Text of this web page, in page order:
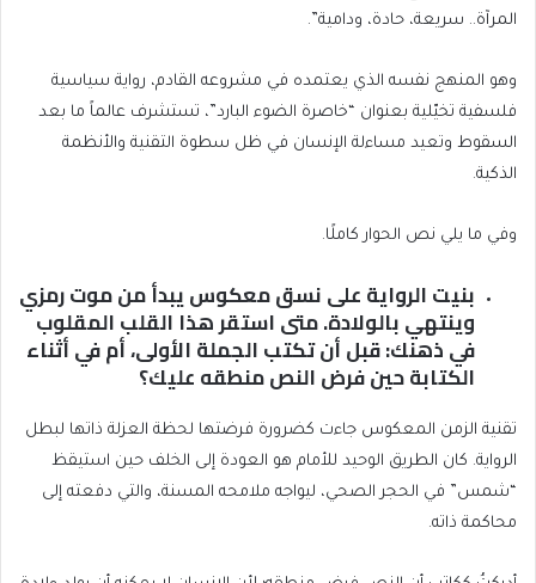
المرآة.. سريعة، حادة، ودامية”.
وهو المنهج نفسه الذي يعتمده في مشروعه القادم، رواية سياسية
فلسفية تخيّلية بعنوان “خاصرة الضوء البارد”، تستشرف عالماً ما بعد
السقوط وتعيد مساءلة الإنسان في ظل سطوة التقنية والأنظمة
الذكية.
وفي ما يلي نص الحوار كاملًا.
بنيت الرواية على نسق معكوس يبدأ من موت رمزي
وينتهي بالولادة. متى استقر هذا القلب المقلوب
في ذهنك: قبل أن تكتب الجملة الأولى، أم في أثناء
الكتابة حين فرض النص منطقه عليك؟
تقنية الزمن المعكوس جاءت كضرورة فرضتها لحظة العزلة ذاتها لبطل
الرواية. كان الطريق الوحيد للأمام هو العودة إلى الخلف حين استيقظ
“شمس” في الحجر الصحي، ليواجه ملامحه المسنة، والتي دفعته إلى
محاكمة ذاته.